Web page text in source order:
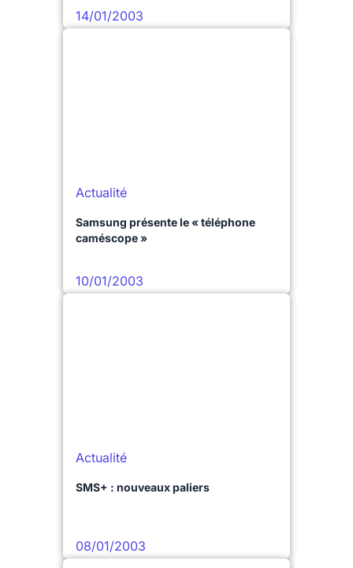
14/01/2003
Actualité
Samsung présente le « téléphone
caméscope »
10/01/2003
Actualité
SMS+ : nouveaux paliers
08/01/2003